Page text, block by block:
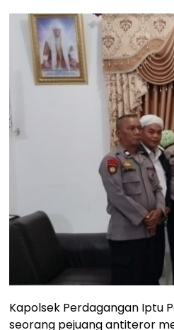
Kapolsek Perdagangan Iptu
seorang pejuang antiteror